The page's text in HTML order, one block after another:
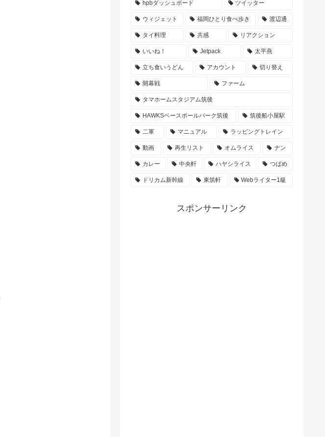
hpbダッシュボード ツイッター
ウィジェット 福岡ひとり食べ歩き 渡辺通
タイ料理 共感 リアクション
いいね！ Jetpack 太平燕
立ち食いうどん アカウント 切り替え
開幕戦 ファーム
タマホームスタジアム筑後
HAWKSベースボールパーク筑後 筑後船小屋駅
二軍 マニュアル ラッピングトレイン
動画 再生リスト オムライス ナン
カレー 中央軒 ハヤシライス つばめ
ドリカム新幹線 東筑軒 Webライター1級
スポンサーリンク